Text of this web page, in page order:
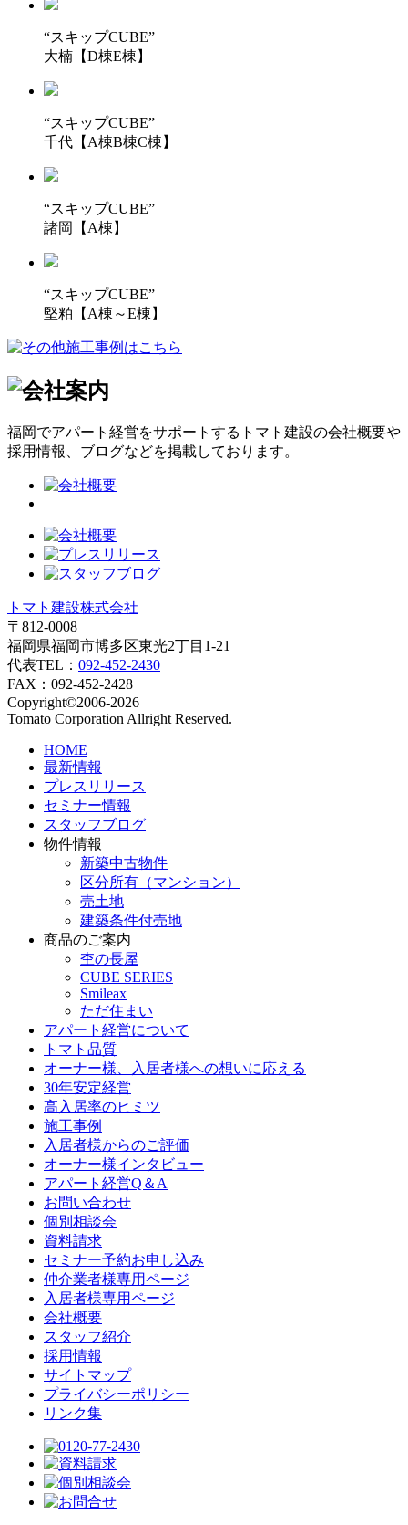
“スキップCUBE”
大楠【D棟E棟】
“スキップCUBE”
千代【A棟B棟C棟】
“スキップCUBE”
諸岡【A棟】
“スキップCUBE”
堅粕【A棟～E棟】
福岡でアパート経営をサポートするトマト建設の会社概要や
採用情報、ブログなどを掲載しております。
トマト建設株式会社
〒812-0008
福岡県福岡市博多区東光2丁目1-21
代表TEL： 092-452-2430
FAX：092-452-2428
Copyright©2006-2026
Tomato Corporation Allright Reserved.
HOME
最新情報
プレスリリース
セミナー情報
スタッフブログ
物件情報
新築中古物件
区分所有（マンション）
売土地
建築条件付売地
商品のご案内
杢の長屋
CUBE SERIES
Smileax
ただ住まい
アパート経営について
トマト品質
オーナー様、入居者様への想いに応える
30年安定経営
高入居率のヒミツ
施工事例
入居者様からのご評価
オーナー様インタビュー
アパート経営Q＆A
お問い合わせ
個別相談会
資料請求
セミナー予約お申し込み
仲介業者様専用ページ
入居者様専用ページ
会社概要
スタッフ紹介
採用情報
サイトマップ
プライバシーポリシー
リンク集